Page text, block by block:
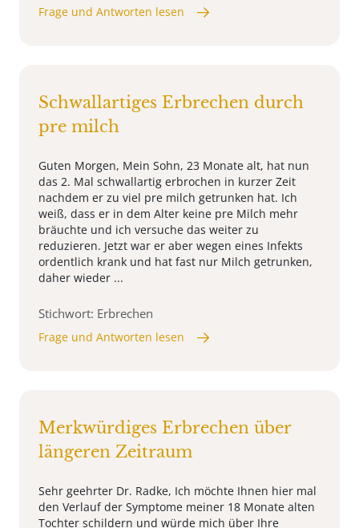
Frage und Antworten lesen
Schwallartiges Erbrechen durch
pre milch
Guten Morgen, Mein Sohn, 23 Monate alt, hat nun
das 2. Mal schwallartig erbrochen in kurzer Zeit
nachdem er zu viel pre milch getrunken hat. Ich
weiß, dass er in dem Alter keine pre Milch mehr
bräuchte und ich versuche das weiter zu
reduzieren. Jetzt war er aber wegen eines Infekts
ordentlich krank und hat fast nur Milch getrunken,
daher wieder ...
Stichwort: Erbrechen
Frage und Antworten lesen
Merkwürdiges Erbrechen über
längeren Zeitraum
Sehr geehrter Dr. Radke, Ich möchte Ihnen hier mal
den Verlauf der Symptome meiner 18 Monate alten
Tochter schildern und würde mich über Ihre